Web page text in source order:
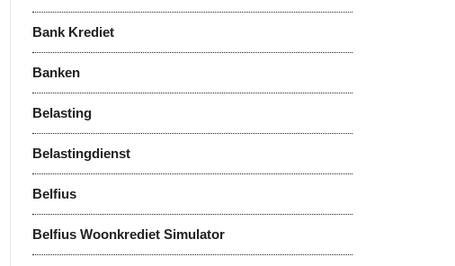
Bank Krediet
Banken
Belasting
Belastingdienst
Belfius
Belfius Woonkrediet Simulator